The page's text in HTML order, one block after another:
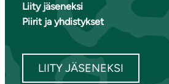
Liity jäseneksi
Piirit ja yhdistykset
LIITY JÄSENEKSI